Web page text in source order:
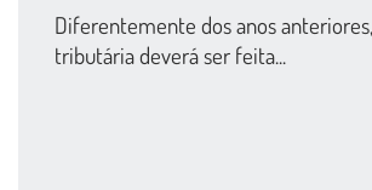
Diferentemente dos anos
tributária deverá ser feita...